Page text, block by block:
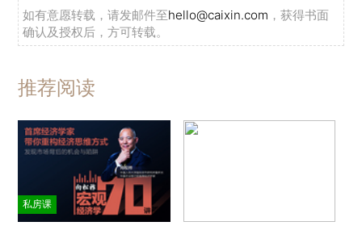
如有意愿转载，请发邮件至hello@caixin.com ，获得书面
确认及授权后，方可转载。
推荐阅读
私房课